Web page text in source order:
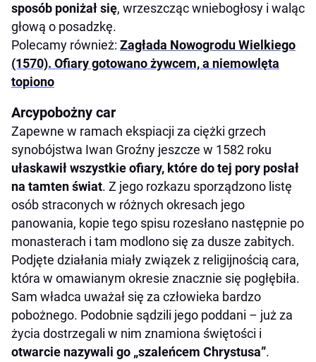
sposób poniżał się, wrzeszcząc wniebogłosy i waląc
głową o posadzkę.
Polecamy również: Zagłada Nowogrodu Wielkiego
(1570). Ofiary gotowano żywcem, a niemowlęta
topiono
Arcypobożny car
Zapewne w ramach ekspiacji za ciężki grzech
synobójstwa Iwan Groźny jeszcze w 1582 roku
ułaskawił wszystkie ofiary, które do tej pory posłał
na tamten świat. Z jego rozkazu sporządzono listę
osób straconych w różnych okresach jego
panowania, kopie tego spisu rozesłano następnie po
monasterach i tam modlono się za dusze zabitych.
Podjęte działania miały związek z religijnością cara,
która w omawianym okresie znacznie się pogłębiła.
Sam władca uważał się za człowieka bardzo
pobożnego. Podobnie sądzili jego poddani – już za
życia dostrzegali w nim znamiona świętości i
otwarcie nazywali go „szaleńcem Chrystusa”.